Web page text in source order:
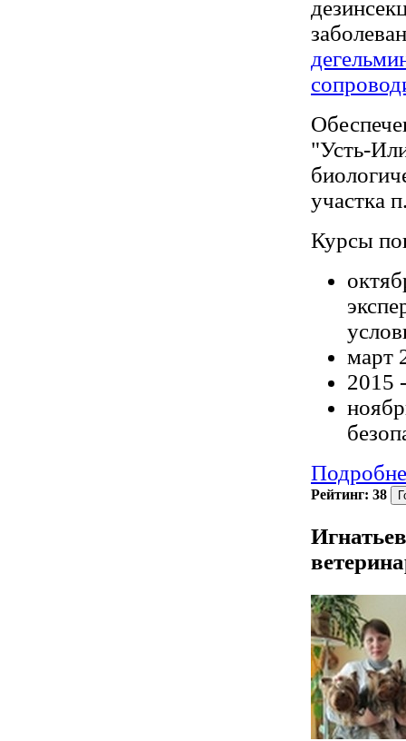
"Усть-
участка
Курсы
март
2015
Рейтинг: 38